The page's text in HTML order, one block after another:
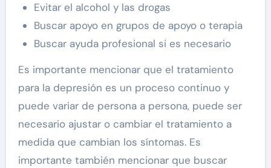
Evitar el alcohol y las drogas
Buscar apoyo en grupos de apoyo o terapia
Buscar ayuda profesional si es necesario
Es importante mencionar que el tratamiento
para la depresión es un proceso continuo y
puede variar de persona a persona, puede ser
necesario ajustar o cambiar el tratamiento a
medida que cambian los síntomas. Es
importante también mencionar que buscar